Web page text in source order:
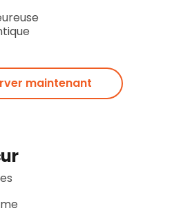
maintenant